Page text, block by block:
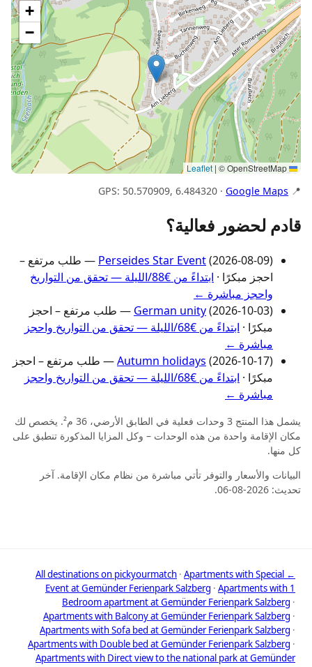
+
−
| © OpenStreetMap
📍 GPS: 50.570909, 6.484320 ·
Google Maps
قادم لحضور فعالية؟
Perseides Star Event (2026-08-09) — طلب مرتفع –
احجز مبكرًا ·
ابتداءً من €88/الليلة — تحقق من التواريخ
واحجز مباشرة ←
German unity (2026-10-03) — طلب مرتفع – احجز
مبكرًا ·
ابتداءً من €68/الليلة — تحقق من التواريخ واحجز
مباشرة ←
Autumn holidays(2026-10-17) — طلب مرتفع – احجز
مبكرًا ·
ابتداءً من €68/الليلة — تحقق من التواريخ واحجز
مباشرة ←
يشمل هذا المنتج 3 وحدات فعلية في الطابق الأرضي، 36 م². يخصص لك
مكان الإقامة واحدة من هذه الوحدات – وكل المزايا المذكورة تنطبق على
كل منها.
البيانات والأسعار والتوفر تأتي مباشرة من نظام مكان الإقامة. آخر
تحديث: 2026-08-06.
← All destinations on pickyourmatch
· Apartments with Special
Event at Gemünder Ferienpark Salzberg · Apartments with 1
Bedroom apartment at Gemünder Ferienpark Salzberg ·
Apartments with Balcony at Gemünder Ferienpark Salzberg ·
Apartments with Sofa bed at Gemünder Ferienpark Salzberg ·
Apartments with Double bed at Gemünder Ferienpark Salzberg ·
Apartments with Direct view to the national park at Gemünder